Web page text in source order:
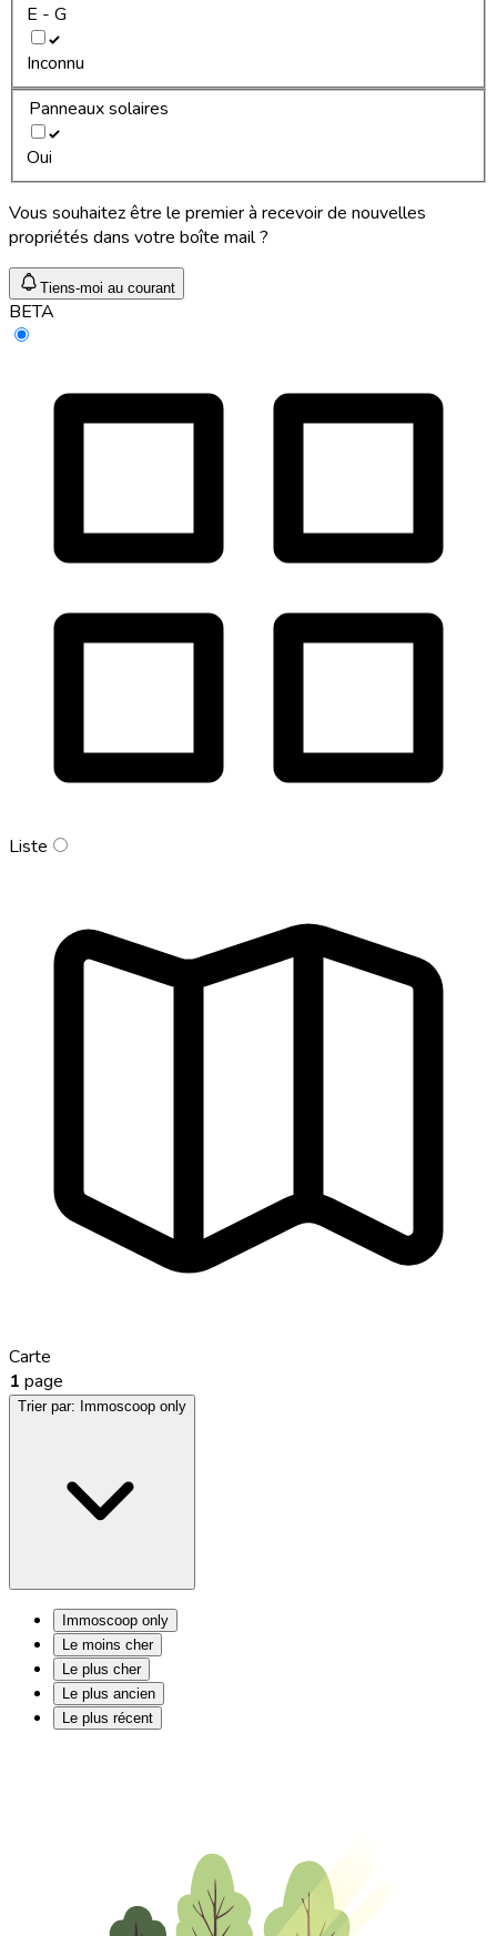
E - G
Inconnu
Panneaux solaires
Oui
Vous souhaitez être le premier à recevoir de nouvelles
propriétés dans votre boîte mail ?
Tiens-moi au courant
BETA
Liste
Carte
1 page
Trier par: Immoscoop only
Immoscoop only
Le moins cher
Le plus cher
Le plus ancien
Le plus récent